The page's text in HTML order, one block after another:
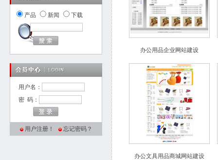
产品 新闻 下载
用户名：
密 码：
用户注册！ 忘记密码？
办公用品企业网站建设
办公文具用品商城网站建设